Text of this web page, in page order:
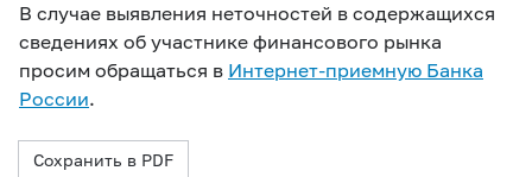
В случае выявления неточностей в содержащихся
сведениях об участнике финансового рынка
просим обращаться в Интернет-приемную Банка
России.
Сохранить в PDF